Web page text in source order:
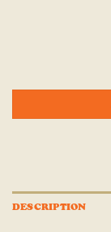
DESCRIPTION